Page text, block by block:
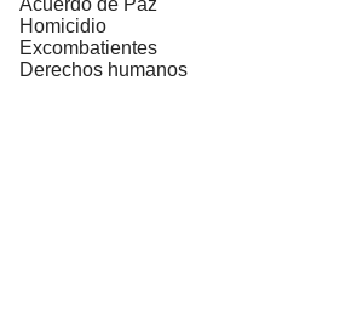
Homicidio
Excombatientes
Derechos humanos